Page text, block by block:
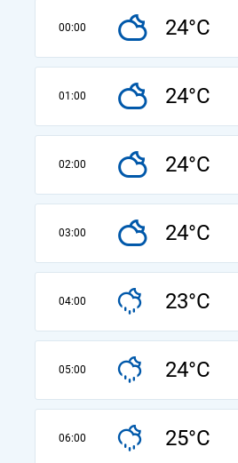
00:00 24°C
01:00 24°C
02:00 24°C
03:00 24°C
04:00 23°C
05:00 24°C
06:00 25°C